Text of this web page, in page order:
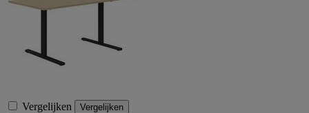
Vergelijken Vergelijken